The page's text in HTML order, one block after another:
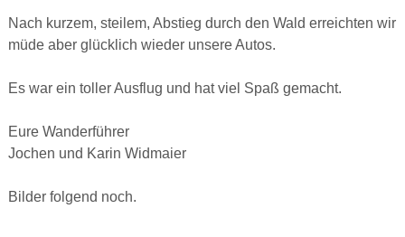
Nach kurzem, steilem, Abstieg durch den Wald erreichten wir
müde aber glücklich wieder unsere Autos.
Es war ein toller Ausflug und hat viel Spaß gemacht.
Eure Wanderführer
Jochen und Karin Widmaier
Bilder folgend noch.